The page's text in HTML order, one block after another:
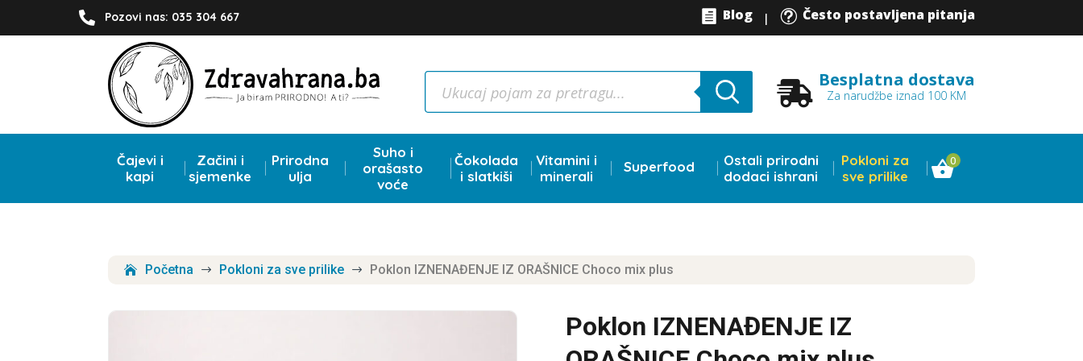
 Pozovi nas: 035 304 667  Blog | t Često postavljena pitanja
Products
search  Besplatna dostava
Za narudžbe iznad 100 KM
Čajevi i
kapi
Začini i
sjemenke
Prirodna
ulja
Suho i
orašasto
voće
Čokolada
i slatkiši
Vitamini i
minerali
Superfood
Ostali prirodni
dodaci ishrani
Pokloni za
sve prilike
0
Početna $ Pokloni za sve prilike $ Poklon IZNENAĐENJE IZ ORAŠNICE Choco mix plus
Poklon IZNENAĐENJE IZ